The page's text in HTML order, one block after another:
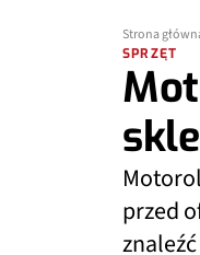
Strona
SPRZĘT
przed